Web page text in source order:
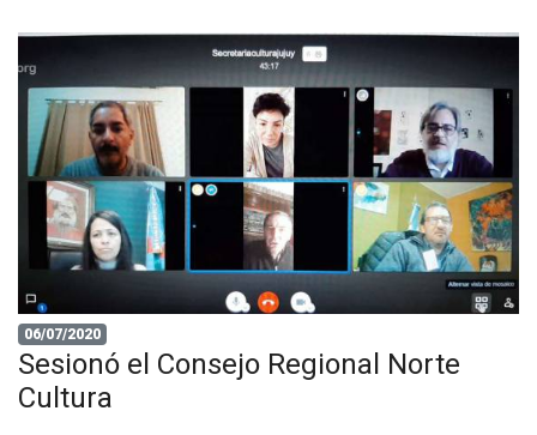
06/07/2020
Sesionó el Consejo Regional Norte
Cultura